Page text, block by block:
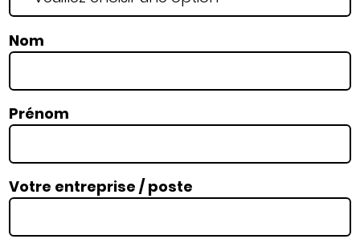
Nom
Prénom
Votre entreprise / poste